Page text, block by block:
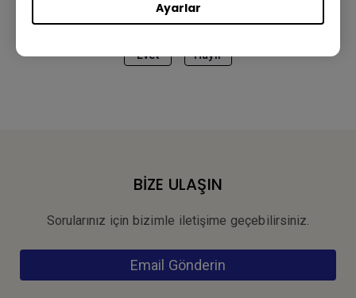
Ayarlar
Bu bilgi yardımcı oldu mu?
Evet Hayır
BİZE ULAŞIN
Sorularınız için bizimle iletişime geçebilirsiniz.
Email Gönderin